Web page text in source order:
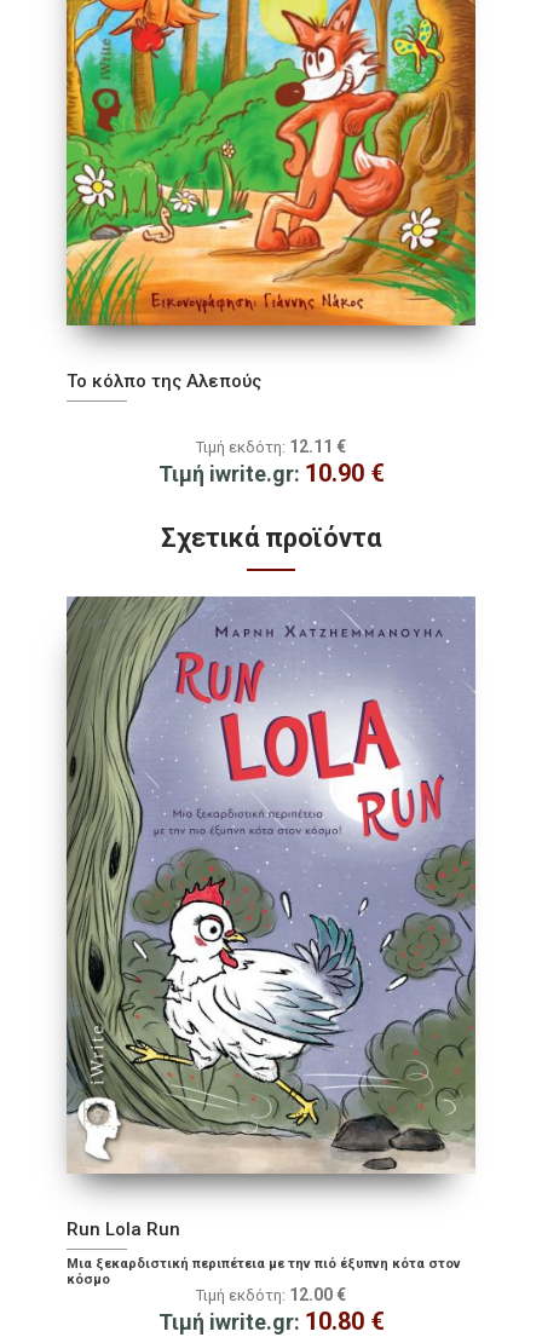
Το κόλπο της Αλεπούς
Τιμή εκδότη: 12.11 €
Τιμή iwrite.gr: 10.90 €
Σχετικά προϊόντα
Run Lola Run
Μια ξεκαρδιστική περιπέτεια με την πιό έξυπνη κότα στον
κόσμο
Τιμή εκδότη: 12.00 €
Τιμή iwrite.gr: 10.80 €